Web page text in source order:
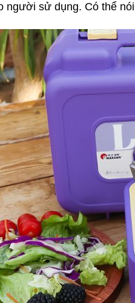
người sử dụng. Có thể